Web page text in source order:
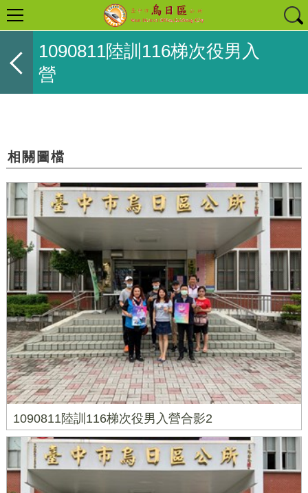
1090811陸訓116梯次役男入
營
相關圖檔
1090811陸訓116梯次役男入營合影2